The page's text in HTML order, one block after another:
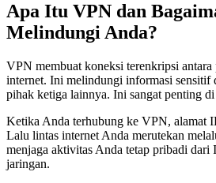
Apa Itu VPN dan
Melindungi Anda?
VPN membuat koneksi terenkripsi antara
internet. Ini melindungi informasi sensitif
pihak ketiga lainnya. Ini sangat penting
Ketika Anda terhubung ke VPN, alamat
Lalu lintas internet Anda merutekan
menjaga aktivitas Anda tetap pribadi dari
jaringan.